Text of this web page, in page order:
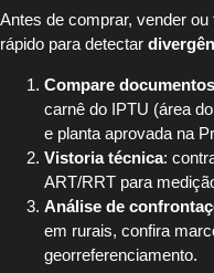
Antes de comprar, vender
rápido para detectar
Compare documentos
carnê do IPTU (área
e planta aprovada na
Vistoria técnica:
ART/RRT para
Análise de
em rurais, confira
georreferenciamento.